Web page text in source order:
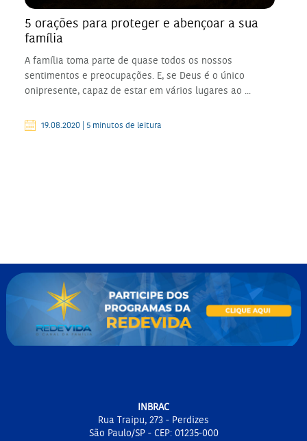
5 orações para proteger e abençoar a sua
família
A família toma parte de quase todos os nossos
sentimentos e preocupações. E, se Deus é o único
onipresente, capaz de estar em vários lugares ao ...
19.08.2020 | 5 minutos de leitura
INBRAC
Rua Traipu, 273 - Perdizes
São Paulo/SP - CEP: 01235-000